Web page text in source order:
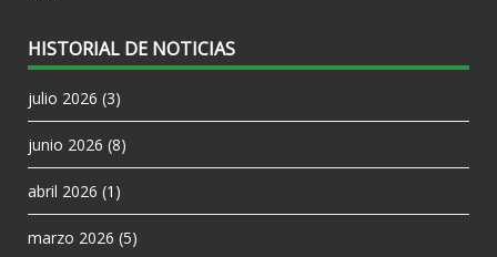
HISTORIAL DE NOTICIAS
julio 2026 (3)
junio 2026 (8)
abril 2026 (1)
marzo 2026 (5)